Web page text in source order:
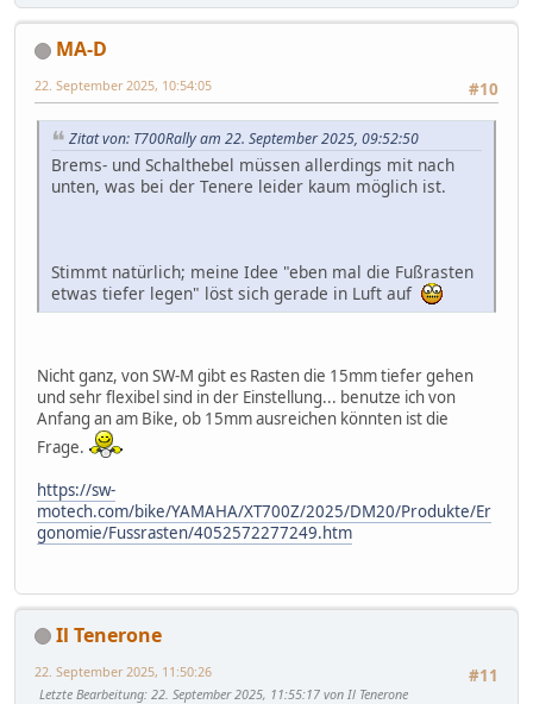
MA-D
#10
22. September 2025, 10:54:05
Zitat von: T700Rally am 22. September 2025, 09:52:50
Brems- und Schalthebel müssen allerdings mit nach
unten, was bei der Tenere leider kaum möglich ist.
Stimmt natürlich; meine Idee "eben mal die Fußrasten
etwas tiefer legen" löst sich gerade in Luft auf
Nicht ganz, von SW-M gibt es Rasten die 15mm tiefer gehen
und sehr flexibel sind in der Einstellung... benutze ich von
Anfang an am Bike, ob 15mm ausreichen könnten ist die
Frage.
https://sw-
motech.com/bike/YAMAHA/XT700Z/2025/DM20/Produkte/Er
gonomie/Fussrasten/4052572277249.htm
Il Tenerone
#11
22. September 2025, 11:50:26
Letzte Bearbeitung: 22. September 2025, 11:55:17 von Il Tenerone